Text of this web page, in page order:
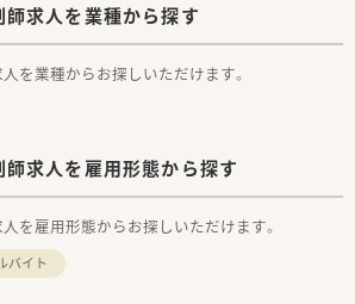
求人を業種から探す
を業種からお探しいただけます。
求人を雇用形態から探す
を雇用形態からお探しいただけます。
バイト